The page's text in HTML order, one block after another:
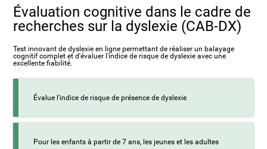
Évaluation cognitive dans le cadre de
recherches sur la dyslexie (CAB-DX)
Test innovant de dyslexie en ligne permettant de réaliser un balayage
cognitif complet et d'évaluer l'indice de risque de dyslexie avec une
excellente fiabilité.
Évalue l'indice de risque de présence de dyslexie
Pour les enfants à partir de 7 ans, les jeunes et les adultes